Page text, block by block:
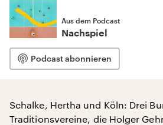
Aus dem Podcast
Nachspiel
Podcast abonnieren
Schalke, Hertha und Köln: Drei
Traditionsvereine, die Holger